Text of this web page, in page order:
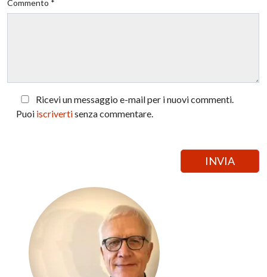
Commento *
Ricevi un messaggio e-mail per i nuovi commenti.
Puoi iscrivertisenza commentare.